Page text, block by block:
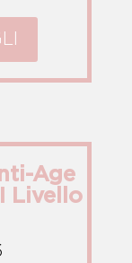
Age
Livello